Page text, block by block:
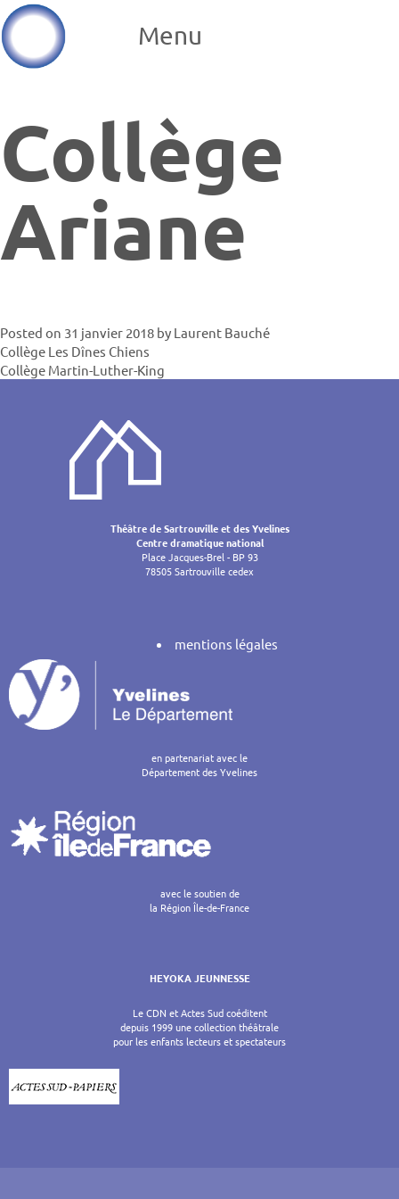
Menu
Collège
Ariane
Posted on 31 janvier 2018 by Laurent Bauché
de
l’article
Collège Les Dînes Chiens
Collège Martin-Luther-King
Théâtre de Sartrouville et des Yvelines
Centre dramatique national
Place Jacques-Brel - BP 93
78505 Sartrouville cedex
mentions légales
en partenariat avec le
Département des Yvelines
avec le soutien de
la Région Île-de-France
HEYOKA JEUNNESSE
Le CDN et Actes Sud coéditent
depuis 1999 une collection théâtrale
pour les enfants lecteurs et spectateurs